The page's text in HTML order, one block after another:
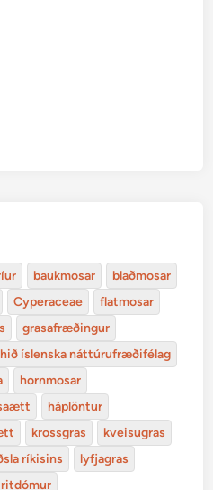
baukmosar
blaðmosar
Cyperaceae
flatmosar
grasafræðingur
hið íslenska náttúrufræðifélag
hornmosar
háplöntur
krossgras
kveisugras
ríkisins
lyfjagras
ritdómur